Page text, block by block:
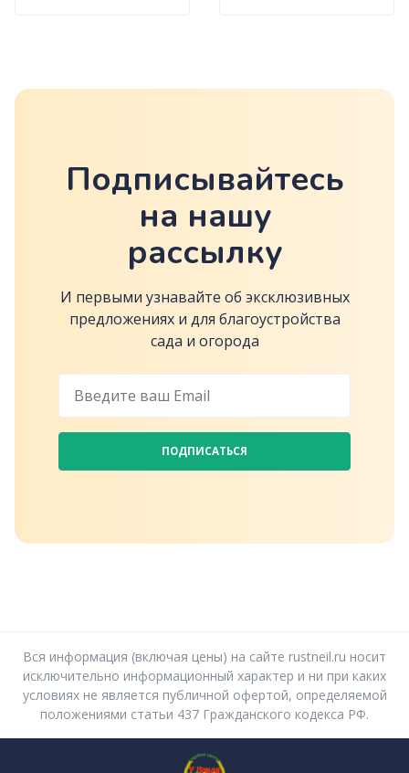
Подписывайтесь
на нашу
рассылку
И первыми узнавайте об эксклюзивных
предложениях и для благоустройства
сада и огорода
ПОДПИСАТЬСЯ
Вся информация (включая цены) на сайте rustneil.ru носит
исключительно информационный характер и ни при каких
условиях не является публичной офертой, определяемой
положениями статьи 437 Гражданского кодекса РФ.